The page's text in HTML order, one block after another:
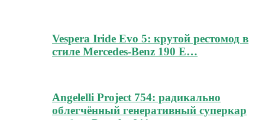
Vespera Iride Evo 5: крутой рестомод в
стиле Mercedes-Benz 190 E…
Angelelli Project 754: радикально
облегчённый генеративный суперкар